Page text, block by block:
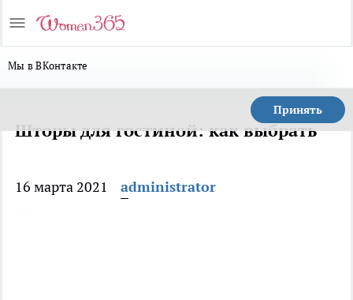
Мы в ВКонтакте
Принять
Шторы для гостиной: как выбрать
16 марта 2021 administrator